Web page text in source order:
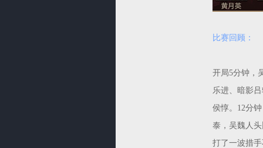
比赛回顾：
开局5分钟，
乐进、暗影
侯惇。12分
泰，吴魏人
打了一波措